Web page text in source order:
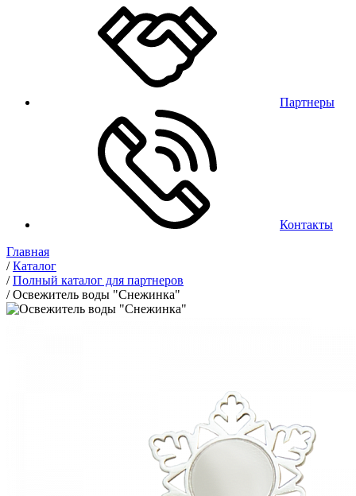
Партнеры
Контакты
Главная
/Каталог
/Полный каталог для партнеров
/Освежитель воды "Снежинка"